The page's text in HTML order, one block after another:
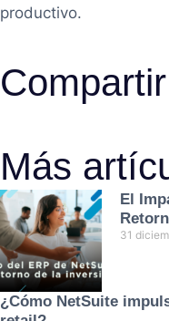
productivo.
Más
El
31
¿Cómo NetSuite